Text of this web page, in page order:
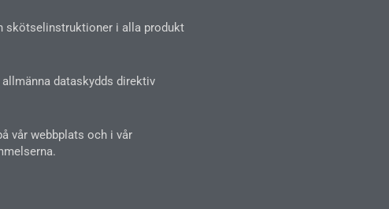
skötselinstruktioner i alla produkt
dataskydds direktiv
vår webbplats och i vår